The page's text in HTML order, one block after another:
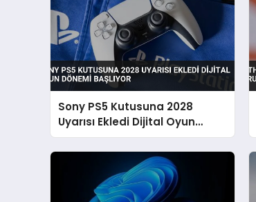
Sony PS5 Kutusuna 2028
Uyarısı Ekledi Dijital Oyun
Dönemi Başlıyor